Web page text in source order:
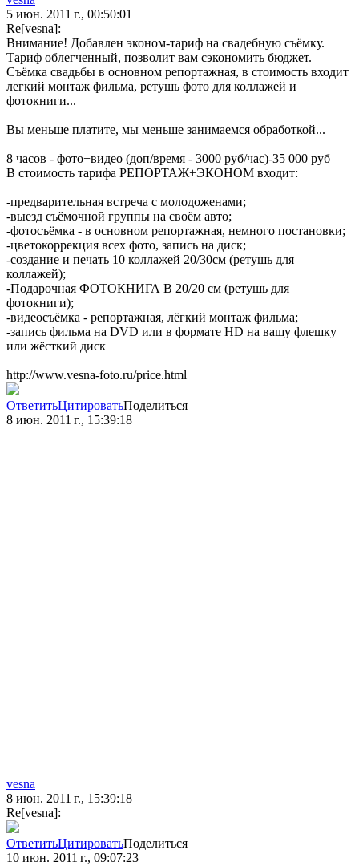
5 июн. 2011 г., 00:50:01
Re[vesna]:
Внимание! Добавлен эконом-тариф на свадебную съёмку.
Тариф облегченный, позволит вам сэкономить бюджет.
Съёмка свадьбы в основном репортажная, в стоимость входит
легкий монтаж фильма, ретушь фото для коллажей и
фотокниги...
Вы меньше платите, мы меньше занимаемся обработкой...
8 часов - фото+видео (доп/время - 3000 руб/час)-35 000 руб
В стоимость тарифа РЕПОРТАЖ+ЭКОНОМ входит:
-предварительная встреча с молодоженами;
-выезд съёмочной группы на своём авто;
-фотосъёмка - в основном репортажная, немного постановки;
-цветокоррекция всех фото, запись на диск;
-создание и печать 10 коллажей 20/30см (ретушь для
коллажей);
-Подарочная ФОТОКНИГА В 20/20 см (ретушь для
фотокниги);
-видеосъёмка - репортажная, лёгкий монтаж фильма;
-запись фильма на DVD или в формате HD на вашу флешку
или жёсткий диск
http://www.vesna-foto.ru/price.html
ОтветитьЦитироватьПоделиться
8 июн. 2011 г., 15:39:18
vesna
8 июн. 2011 г., 15:39:18
Re[vesna]:
ОтветитьЦитироватьПоделиться
10 июн. 2011 г., 09:07:23